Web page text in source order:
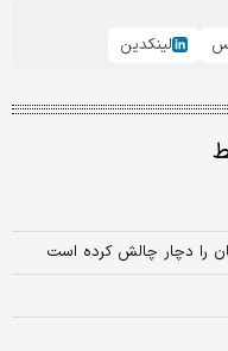
لینکدین
را دچار چالش‌ کرده است